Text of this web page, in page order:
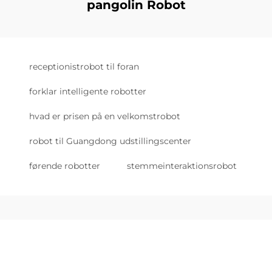
pangolin Robot
receptionistrobot til foran
forklar intelligente robotter
hvad er prisen på en velkomstrobot
robot til Guangdong udstillingscenter
førende robotter stemmeinteraktionsrobot